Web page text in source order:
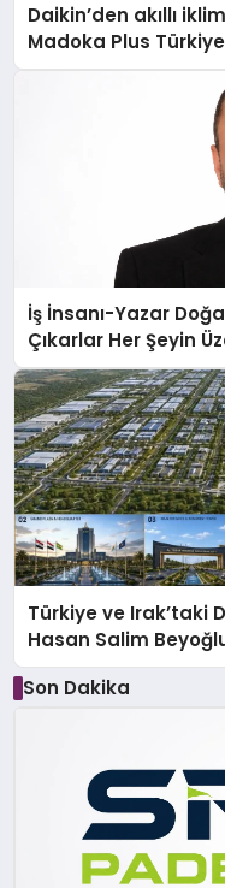
Daikin’den akıllı
Madoka Plus
İş İnsanı-Yazar
Çıkarlar Her Şeyin
Türkiye ve Irak’taki
Hasan Salim
Yusuf Holding
Geçirecek
Son Dakika